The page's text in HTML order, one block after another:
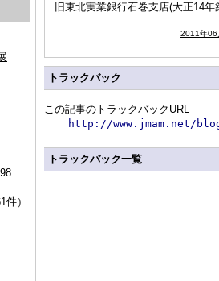
件）
旧東北実業銀行石巻支店(大正14
2011年06
トラックバック
この記事のトラックバックURL
http://www.jmam.net/
トラックバック一覧